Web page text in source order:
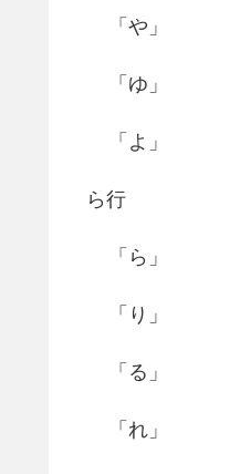
「や」
「ゆ」
「よ」
ら行
「ら」
「り」
「る」
「れ」